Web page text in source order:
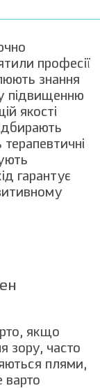
професії
знання
підвищенню
якості
гарантує
якщо
зору, часто
плями,
варто